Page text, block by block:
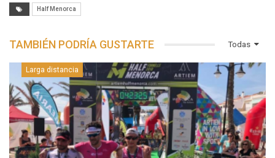
Half Menorca
Todas
TAMBIÉN PODRÍA GUSTARTE
Larga distancia